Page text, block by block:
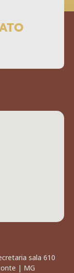
sala 610
| MG